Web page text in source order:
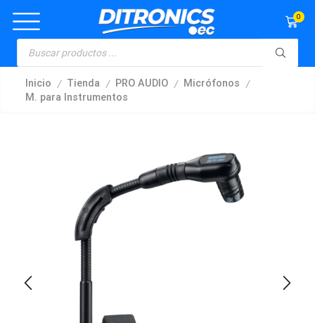
0
Inicio / Tienda / PRO AUDIO / Micrófonos /
M. para Instrumentos